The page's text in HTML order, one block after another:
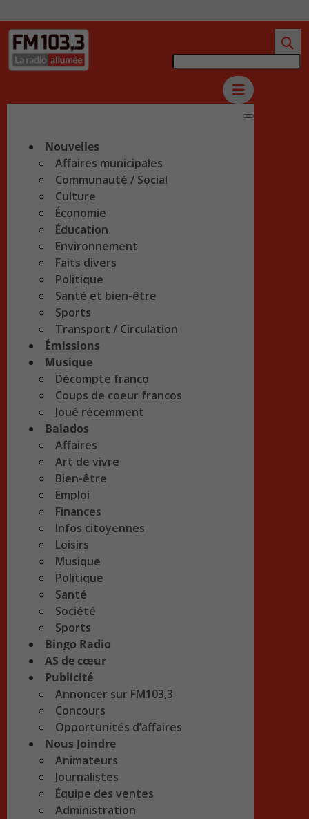
Nouvelles
Affaires municipales
Communauté / Social
Culture
Économie
Éducation
Environnement
Faits divers
Politique
Santé et bien-être
Sports
Transport / Circulation
Émissions
Musique
Décompte franco
Coups de coeur francos
Joué récemment
Balados
Affaires
Art de vivre
Bien-être
Emploi
Finances
Infos citoyennes
Loisirs
Musique
Politique
Santé
Société
Sports
Bingo Radio
AS de cœur
Publicité
Annoncer sur FM103,3
Concours
Opportunités d’affaires
Nous Joindre
Animateurs
Journalistes
Équipe des ventes
Administration